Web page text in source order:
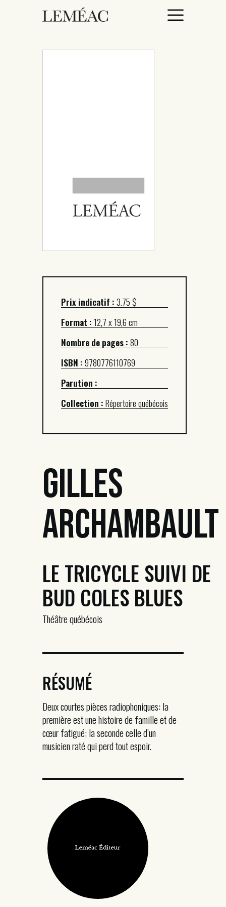
À PROPOS
Prix indicatif :3.75 $
Format :12,7 x 19,6 cm
Nombre de pages :80
ISBN :9780776110769
Parution :
Collection :Répertoire québécois
Gilles
Archambault
LE TRICYCLE SUIVI DE
BUD COLES BLUES
Théâtre québécois
RÉSUMÉ
Deux courtes pièces radiophoniques: la
première est une histoire de famille et de
cœur fatigué; la seconde celle d’un
musicien raté qui perd tout espoir.